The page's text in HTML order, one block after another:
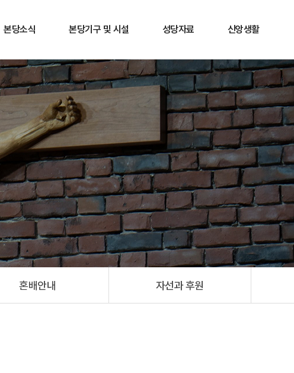
본당소식
주보안내
공지사항
예비신자안내
혼배안내
자선과 후원
본당기구 및 시설
사목협의회
지역소공동체
성체조배실
성가정홀 카페
성당자료
행사앨범
행사영상
각종 양식
본당 소식지
신앙생활
신심서적
가톨릭소개
혼배안내 자선과 후원